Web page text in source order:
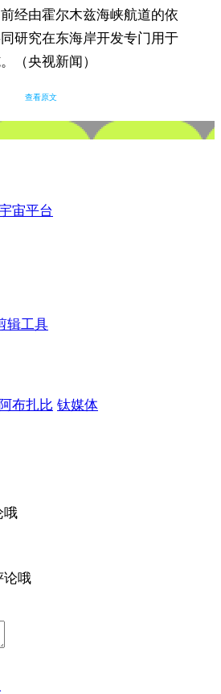
经由霍尔木兹海峡航道的依
研究在东海岸开发专门用于
（央视新闻）
查看原文
宙平台
辑工具
阿布扎比 钛媒体
哦
论哦